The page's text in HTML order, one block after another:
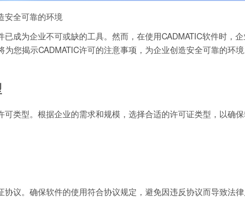
安全可靠的环境
成为企业不可或缺的工具。然而，在使用CADMATIC软件时，
您揭示CADMATIC许可的注意事项，为企业创造安全可靠的环境
可类型。根据企业的需求和规模，选择合适的许可证类型，以确
议。确保软件的使用符合协议规定，避免因违反协议而导致法律